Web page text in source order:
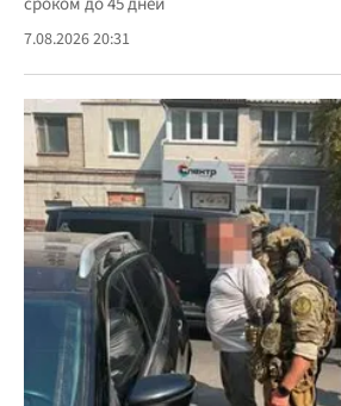
7.08.2026 20:31